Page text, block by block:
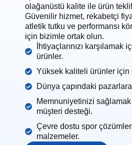
olağanüstü kalite ile ürün
Güvenilir hizmet, rekabetçi
atletik tutku ve performansı
için bizimle ortak olun.
İhtiyaçlarınızı karşılamak
ürünler.
Yüksek kaliteli ürünler için
Dünya çapındaki
Memnuniyetinizi
müşteri desteği.
Çevre dostu spor
malzemeler.